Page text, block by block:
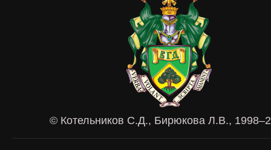
© Котельников С.Д., Бирюкова Л.В.,